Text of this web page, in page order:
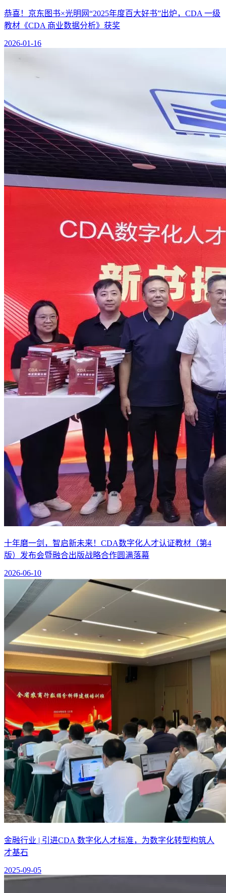
恭喜！京东图书×光明网“2025年度百大好书”出炉，CDA 一级
教材《CDA 商业数据分析》获奖
2026-01-16
十年磨一剑，智启新未来！CDA数字化人才认证教材（第4
版）发布会暨融合出版战略合作圆满落幕
2026-06-10
金融行业 | 引进CDA 数字化人才标准，为数字化转型构筑人
才基石
2025-09-05